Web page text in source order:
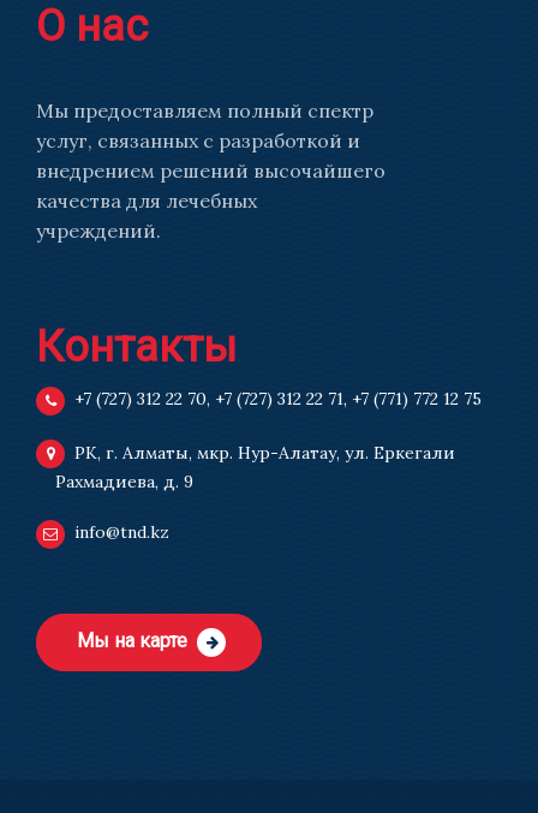
О нас
Мы предоставляем полный спектр
услуг, связанных с разработкой и
внедрением решений высочайшего
качества для лечебных
учреждений.
Контакты
+7 (727) 312 22 70, +7 (727) 312 22 71, +7 (771) 772 12 75
РК, г. Алматы, мкр. Нур-Алатау, ул. Еркегали
Рахмадиева, д. 9
info@tnd.kz
Мы на карте